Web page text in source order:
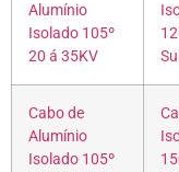
Alumínio
Isolado 105º
20 á 35KV
Cabo de
Alumínio
Isolado 105º